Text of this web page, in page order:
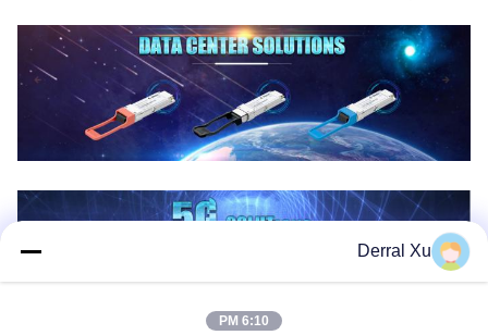
Derral Xu
6:10 PM